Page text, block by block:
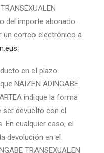
del importe abonado.
un correo electrónico a
.
en el plazo
NAIZEN ADINGABE
indique la forma
ser devuelto con el
En cualquier caso, el
devolución en el
TRANSEXUALEN